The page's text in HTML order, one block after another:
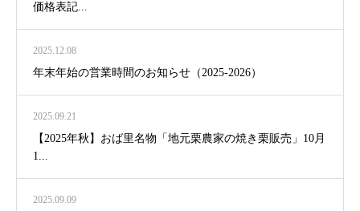
価格表記...
2025.12.08
年末年始の営業時間のお知らせ（2025-2026）
2025.09.21
【2025年秋】おば里名物「地元栗農家の焼き栗販売」10月
1...
2025.09.09